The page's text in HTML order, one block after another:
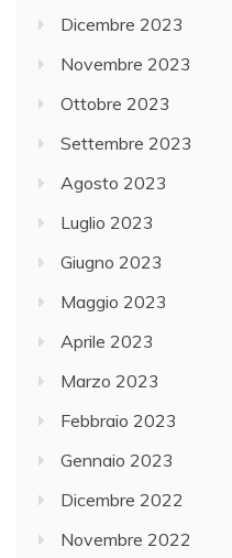
Dicembre 2023
Novembre 2023
Ottobre 2023
Settembre 2023
Agosto 2023
Luglio 2023
Giugno 2023
Maggio 2023
Aprile 2023
Marzo 2023
Febbraio 2023
Gennaio 2023
Dicembre 2022
Novembre 2022